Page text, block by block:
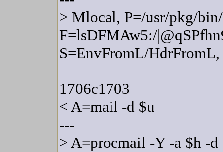
> Mlocal, P=/usr/pkg/
F=lsDFMAw5:/
S=EnvFromL/
1706c1703
< A=mail -d $u
---
> A=procmail -Y -a $h -d